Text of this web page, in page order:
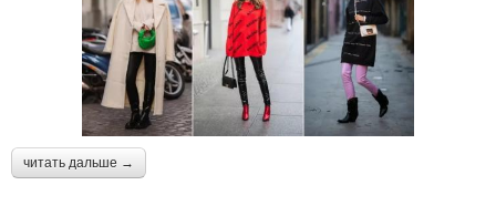
читать дальше →